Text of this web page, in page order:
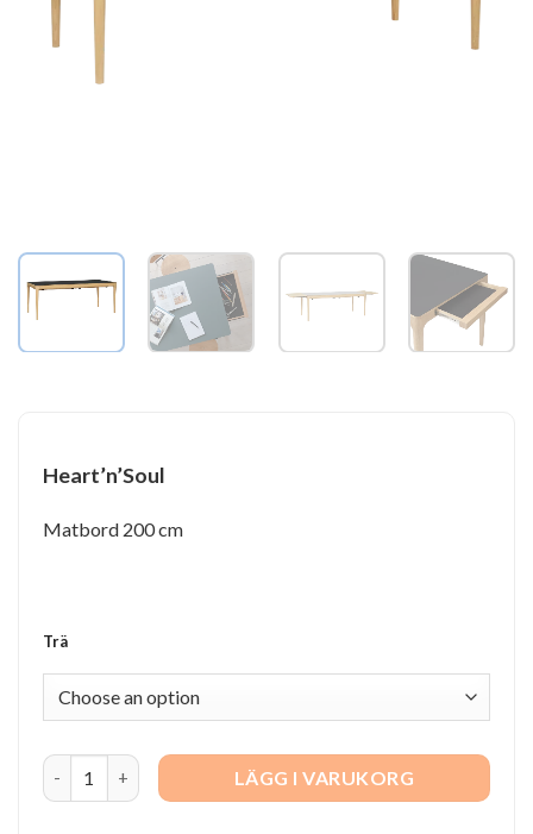
Heart’n’Soul
Matbord 200 cm
Trä
Heart'n'Soul quantity LÄGG I VARUKORG